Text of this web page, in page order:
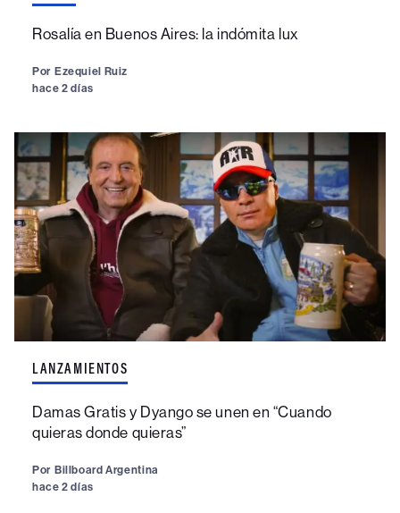
Rosalía en Buenos Aires: la indómita lux
Por Ezequiel Ruiz
hace 2 días
LANZAMIENTOS
Damas Gratis y Dyango se unen en “Cuando
quieras donde quieras”
Por Billboard Argentina
hace 2 días